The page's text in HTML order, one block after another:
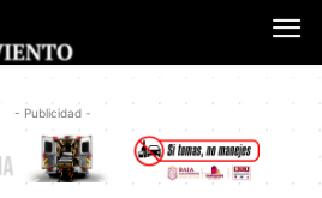
- Publicidad -